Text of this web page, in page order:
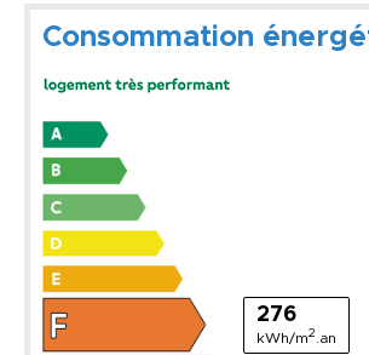
Consommation
276
kWh/m2 .an